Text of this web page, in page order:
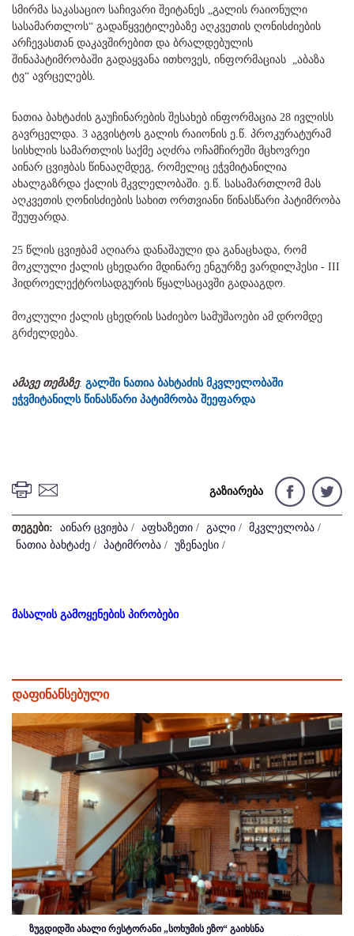
სმირმა საკასაციო საჩივარი შეიტანეს „გალის რაიონული
სასამართლოს“ გადაწყვეტილებაზე აღკვეთის ღონისძიების
არჩევასთან დაკავშირებით და ბრალდებულის
შინაპატიმრობაში გადაყვანა ითხოვეს, ინფორმაციას „აბაზა
ტვ“ ავრცელებს.
ნათია ბახტაძის გაუჩინარების შესახებ ინფორმაცია 28 ივლისს
გავრცელდა. 3 აგვისტოს გალის რაიონის ე.წ. პროკურატურამ
სისხლის სამართლის საქმე აღძრა ოჩამჩირეში მცხოვრეი
აინარ ცვიჟბას წინააღმდეგ, რომელიც ეჭვმიტანილია
ახალგაზრდა ქალის მკვლელობაში. ე.წ. სასამართლომ მას
აღკვეთის ღონისძიების სახით ორთვიანი წინასწარი პატიმრობა
შეუფარდა.
25 წლის ცვიჟბამ აღიარა დანაშაული და განაცხადა, რომ
მოკლული ქალის ცხედარი მდინარე ენგურზე ვარდილჰესი - III
ჰიდროელექტროსადგურის წყალსაცავში გადააგდო.
მოკლული ქალის ცხედრის საძიებო სამუშაოები ამ დრომდე
გრძელდება.
ამავე თემაზე: გალში ნათია ბახტაძის მკვლელობაში
ეჭვმიტანილს წინასწარი პატიმრობა შეეფარდა
გაზიარება
თეგები: აინარ ცვიჟბა / აფხაზეთი / გალი / მკვლელობა /
ნათია ბახტაძე / პატიმრობა / უზენაესი /
მასალის გამოყენების პირობები
დაფინანსებული
ზუგდიდში ახალი რესტორანი „სოხუმის ეზო“ გაიხსნა